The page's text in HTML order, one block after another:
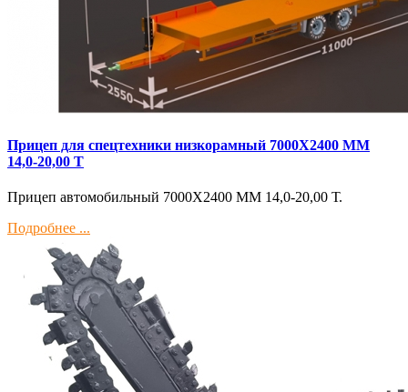
Прицеп для спецтехники низкорамный 7000Х2400 ММ
14,0-20,00 Т
Прицеп автомобильный 7000Х2400 ММ 14,0-20,00 Т.
Подробнее ...